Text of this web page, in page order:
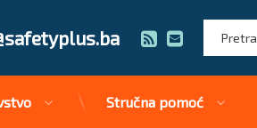
RSSE-mail
Pretraga:
Stručna pomoć